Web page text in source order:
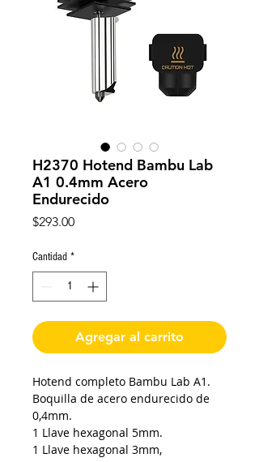
H2370 Hotend Bambu Lab
A1 0.4mm Acero
Endurecido
$293.00Precio
Cantidad *
Agregar al carrito
Hotend completo Bambu Lab A1.
Boquilla de acero endurecido de
0,4mm.
1 Llave hexagonal 5mm.
1 Llave hexagonal 3mm,